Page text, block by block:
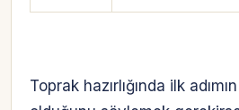
Toprak hazırlığında ilk